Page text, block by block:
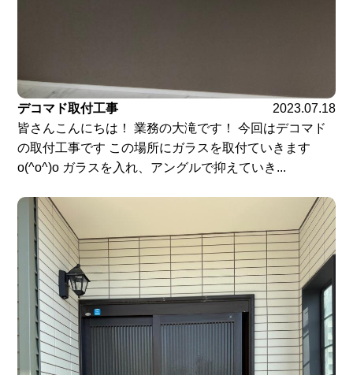
デコマド取付工事
2023.07.18
皆さんこんにちは！ 業務の大滝です！ 今回はデコマド
の取付工事です この場所にガラスを取付ていきます
o(^o^)o ガラスを入れ、アングルで抑えていき...